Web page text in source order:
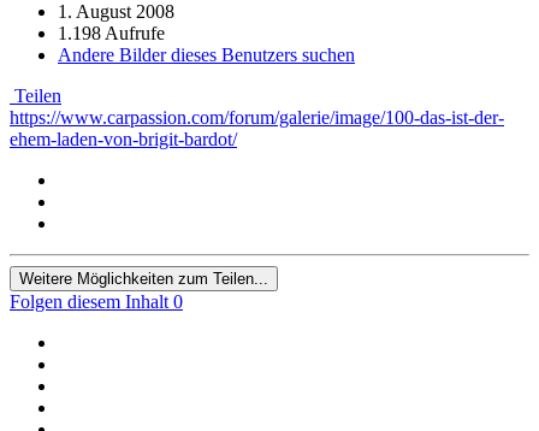
1. August 2008
1.198 Aufrufe
Andere Bilder dieses Benutzers suchen
Teilen
https://www.carpassion.com/forum/galerie/image/100-das-ist-der-
ehem-laden-von-brigit-bardot/
Weitere Möglichkeiten zum Teilen...
Folgen diesem Inhalt 0